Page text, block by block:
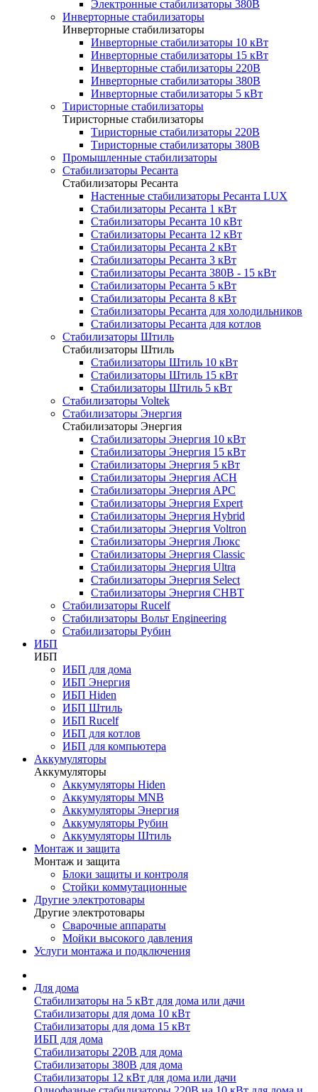
Электронные стабилизаторы 380В
Инверторные стабилизаторы
Инверторные стабилизаторы
Инверторные стабилизаторы 10 кВт
Инверторные стабилизаторы 15 кВт
Инверторные стабилизаторы 220В
Инверторные стабилизаторы 380В
Инверторные стабилизаторы 5 кВт
Тиристорные стабилизаторы
Тиристорные стабилизаторы
Тиристорные стабилизаторы 220В
Тиристорные стабилизаторы 380В
Промышленные стабилизаторы
Стабилизаторы Ресанта
Стабилизаторы Ресанта
Настенные стабилизаторы Ресанта LUX
Стабилизаторы Ресанта 1 кВт
Стабилизаторы Ресанта 10 кВт
Стабилизаторы Ресанта 12 кВт
Стабилизаторы Ресанта 2 кВт
Стабилизаторы Ресанта 3 кВт
Стабилизаторы Ресанта 380В - 15 кВт
Стабилизаторы Ресанта 5 кВт
Стабилизаторы Ресанта 8 кВт
Стабилизаторы Ресанта для холодильников
Стабилизаторы Ресанта для котлов
Стабилизаторы Штиль
Стабилизаторы Штиль
Стабилизаторы Штиль 10 кВт
Стабилизаторы Штиль 15 кВт
Стабилизаторы Штиль 5 кВт
Стабилизаторы Voltek
Стабилизаторы Энергия
Стабилизаторы Энергия
Стабилизаторы Энергия 10 кВт
Стабилизаторы Энергия 15 кВт
Стабилизаторы Энергия 5 кВт
Стабилизаторы Энергия АСН
Стабилизаторы Энергия АРС
Стабилизаторы Энергия Expert
Стабилизаторы Энергия Hybrid
Стабилизаторы Энергия Voltron
Стабилизаторы Энергия Люкс
Стабилизаторы Энергия Classic
Стабилизаторы Энергия Ultra
Стабилизаторы Энергия Select
Стабилизаторы Энергия СНВТ
Стабилизаторы Rucelf
Стабилизаторы Вольт Engineering
Стабилизаторы Рубин
ИБП
ИБП
ИБП для дома
ИБП Энергия
ИБП Hiden
ИБП Штиль
ИБП Rucelf
ИБП для котлов
ИБП для компьютера
Аккумуляторы
Аккумуляторы
Аккумуляторы Hiden
Аккумуляторы MNB
Аккумуляторы Энергия
Аккумуляторы Рубин
Аккумуляторы Штиль
Монтаж и защита
Монтаж и защита
Блоки защиты и контроля
Стойки коммутационные
Другие электротовары
Другие электротовары
Сварочные аппараты
Мойки высокого давления
Услуги монтажа и подключения
Для дома
Стабилизаторы на 5 кВт для дома или дачи
Стабилизаторы для дома 10 кВт
Стабилизаторы для дома 15 кВт
ИБП для дома
Стабилизаторы 220В для дома
Стабилизаторы 380В для дома
Стабилизаторы 12 кВт для дома или дачи